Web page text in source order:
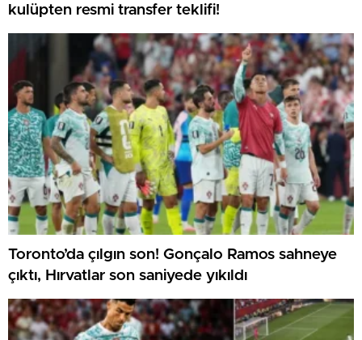
kulüpten resmi transfer teklifi!
Toronto’da çılgın son! Gonçalo Ramos sahneye
çıktı, Hırvatlar son saniyede yıkıldı